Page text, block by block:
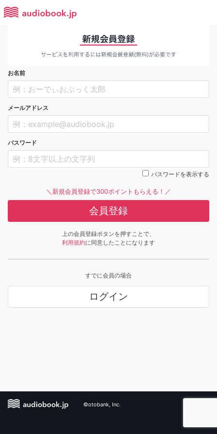
お名前
メールアドレス
パスワード
パスワードを表示する
＼新規会員登録で300ポイントもらえる！／
会員登録
上の会員登録ボタンを押すことで、
利用規約に同意したことになります
すでに会員の場合
ログイン
©otobank, Inc.